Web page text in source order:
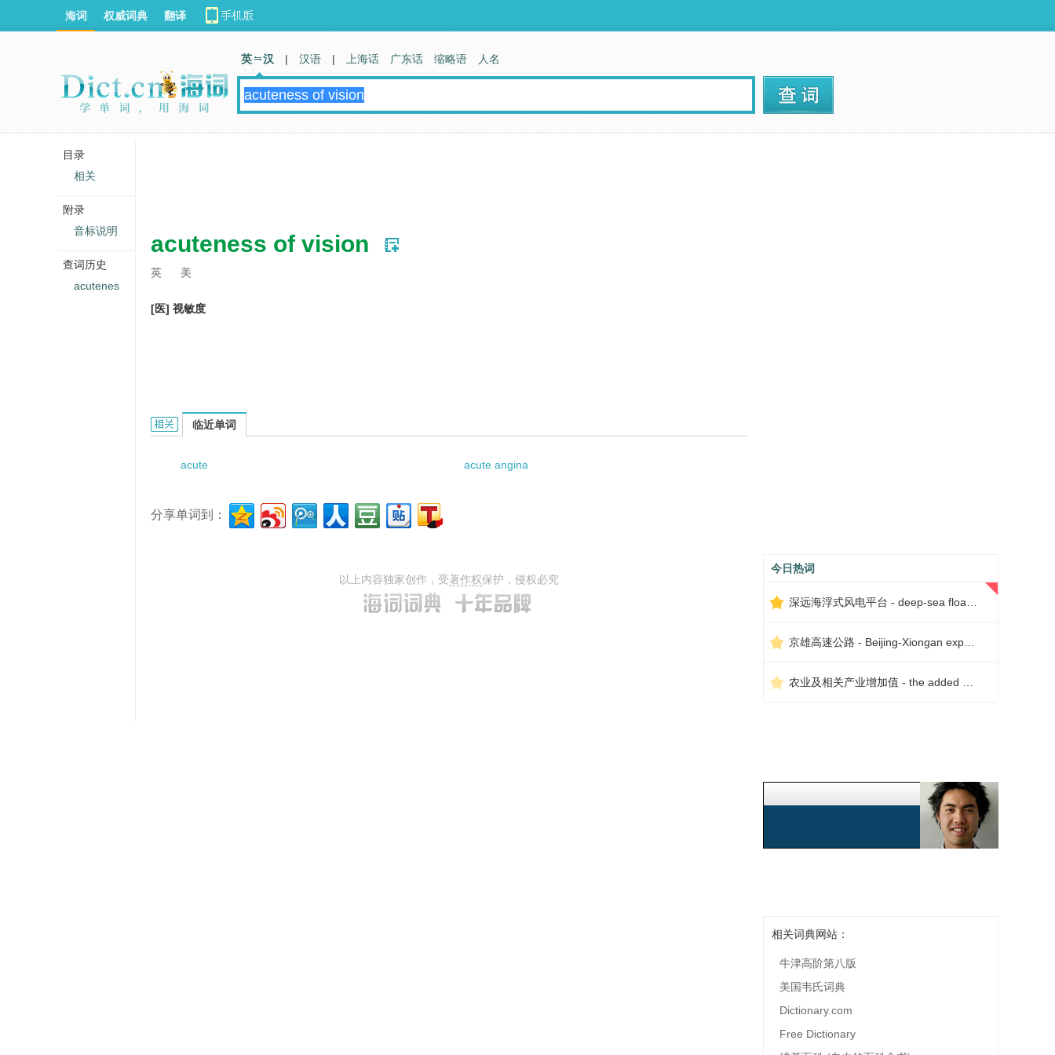
acuteness of vision
英 美
[医] 视敏度
acuteness of vision的相关资料：
临近单词
acute acute angina
分享单词到：
以上内容独家创作，受著作权保护，侵权必究
今日热词
相关词典网站：
牛津高阶第八版
美国韦氏词典
Dictionary.com
Free Dictionary
海词 权威词典 翻译
英 汉 | 汉语 | 上海话 广东话 缩略语 人名
目录
相关
附录
音标说明
查词历史
acutenes